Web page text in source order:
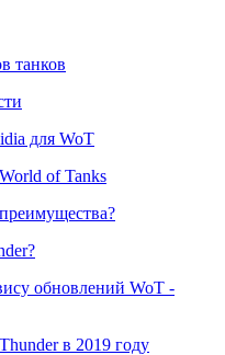
танков
для WoT
of Tanks
обновлений WoT -
в 2019 году